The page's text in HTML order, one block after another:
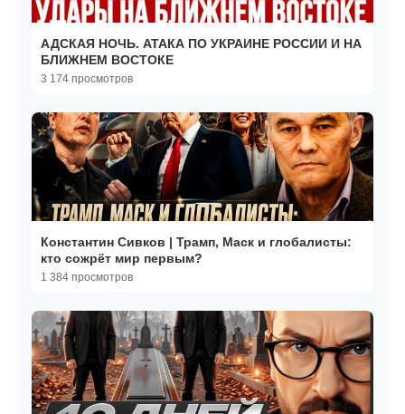
АДСКАЯ НОЧЬ. АТАКА ПО УКРАИНЕ РОССИИ И НА
БЛИЖНЕМ ВОСТОКЕ
3 174 просмотров
Константин Сивков | Трамп, Маск и глобалисты:
кто сожрёт мир первым?
1 384 просмотров